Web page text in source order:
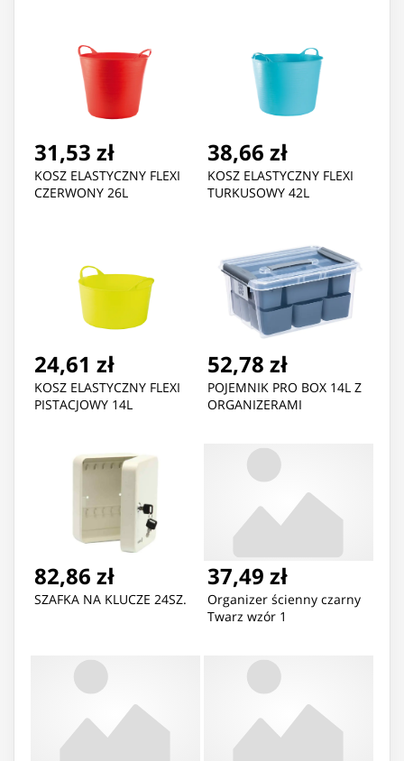
31,53 zł
KOSZ ELASTYCZNY FLEXI
CZERWONY 26L
38,66 zł
KOSZ ELASTYCZNY FLEXI
TURKUSOWY 42L
24,61 zł
KOSZ ELASTYCZNY FLEXI
PISTACJOWY 14L
52,78 zł
POJEMNIK PRO BOX 14L Z
ORGANIZERAMI
82,86 zł
SZAFKA NA KLUCZE 24SZ.
37,49 zł
Organizer ścienny czarny
Twarz wzór 1